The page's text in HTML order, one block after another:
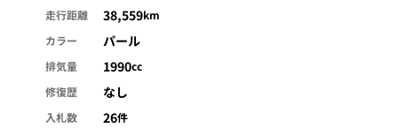
走行距離 38,559km
カラー
パール
排気量 1990cc
修復歴
なし
入札数 26件